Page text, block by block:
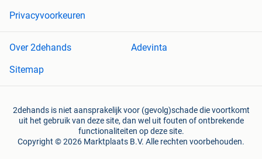
Privacyvoorkeuren
Over 2dehands
Adevinta
Sitemap
2dehands is niet aansprakelijk voor (gevolg)schade die voortkomt
uit het gebruik van deze site, dan wel uit fouten of ontbrekende
functionaliteiten op deze site.
Copyright © 2026 Marktplaats B.V. Alle rechten voorbehouden.